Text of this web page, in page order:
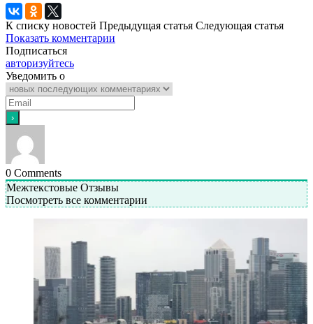
К списку новостей Предыдущая статья Следующая статья
Показать комментарии
Подписаться
авторизуйтесь
Уведомить о
0 Comments
Межтекстовые Отзывы
Посмотреть все комментарии